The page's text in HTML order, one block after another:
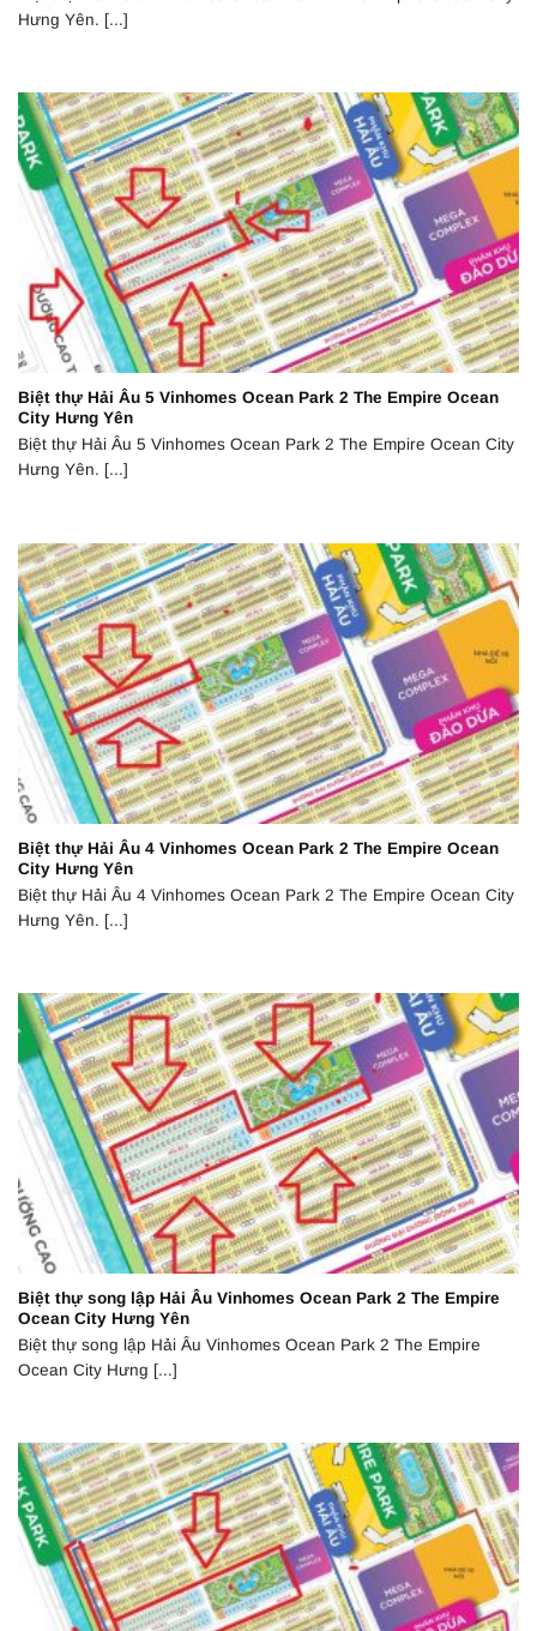
Hưng Yên. [...]
Biệt thự Hải Âu 5 Vinhomes Ocean Park 2 The Empire Ocean
City Hưng Yên
Biệt thự Hải Âu 5 Vinhomes Ocean Park 2 The Empire Ocean City
Hưng Yên. [...]
Biệt thự Hải Âu 4 Vinhomes Ocean Park 2 The Empire Ocean
City Hưng Yên
Biệt thự Hải Âu 4 Vinhomes Ocean Park 2 The Empire Ocean City
Hưng Yên. [...]
Biệt thự song lập Hải Âu Vinhomes Ocean Park 2 The Empire
Ocean City Hưng Yên
Biệt thự song lập Hải Âu Vinhomes Ocean Park 2 The Empire
Ocean City Hưng [...]